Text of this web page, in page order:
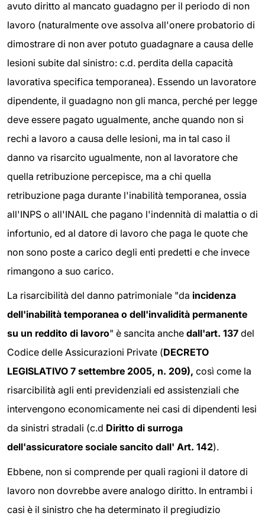
avuto diritto al mancato guadagno per il periodo di non
lavoro (naturalmente ove assolva all'onere probatorio di
dimostrare di non aver potuto guadagnare a causa delle
lesioni subite dal sinistro: c.d. perdita della capacità
lavorativa specifica temporanea). Essendo un lavoratore
dipendente, il guadagno non gli manca, perché per legge
deve essere pagato ugualmente, anche quando non si
rechi a lavoro a causa delle lesioni, ma in tal caso il
danno va risarcito ugualmente, non al lavoratore che
quella retribuzione percepisce, ma a chi quella
retribuzione paga durante l'inabilità temporanea, ossia
all'INPS o all'INAIL che pagano l'indennità di malattia o di
infortunio, ed al datore di lavoro che paga le quote che
non sono poste a carico degli enti predetti e che invece
rimangono a suo carico.
La risarcibilità del danno patrimoniale "da incidenza
dell'inabilità temporanea o dell'invalidità permanente
su un reddito di lavoro" è sancita anche dall'art. 137 del
Codice delle Assicurazioni Private (DECRETO
LEGISLATIVO 7 settembre 2005, n. 209), così come la
risarcibilità agli enti previdenziali ed assistenziali che
intervengono economicamente nei casi di dipendenti lesi
da sinistri stradali (c.d Diritto di surroga
dell'assicuratore sociale sancito dall' Art. 142).
Ebbene, non si comprende per quali ragioni il datore di
lavoro non dovrebbe avere analogo diritto. In entrambi i
casi è il sinistro che ha determinato il pregiudizio